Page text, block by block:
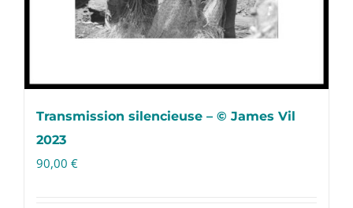
Transmission silencieuse – © James Vil
2023
90,00 €